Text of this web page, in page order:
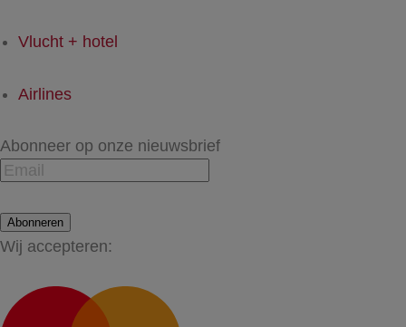
Vlucht + hotel
Airlines
Abonneer op onze nieuwsbrief
Abonneren
Wij accepteren: